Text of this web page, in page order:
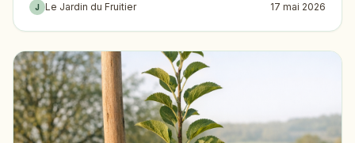
J Le Jardin du Fruitier 17 mai 2026